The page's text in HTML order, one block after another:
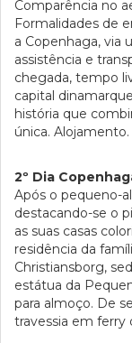
Comparência no
Formalidades de
a Copenhaga, via
assistência e
chegada, tempo
capital
história que
única. Alojamento.
2º Dia
Após o pequeno-
destacando-se o
as suas casas
residência da
Christiansborg,
estátua da
para almoço. De
travessia em ferry